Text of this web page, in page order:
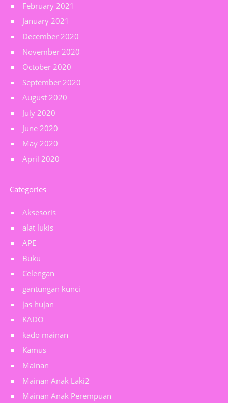
February 2021
January 2021
December 2020
November 2020
October 2020
September 2020
August 2020
July 2020
June 2020
May 2020
April 2020
Categories
Aksesoris
alat lukis
APE
Buku
Celengan
gantungan kunci
jas hujan
KADO
kado mainan
Kamus
Mainan
Mainan Anak Laki2
Mainan Anak Perempuan